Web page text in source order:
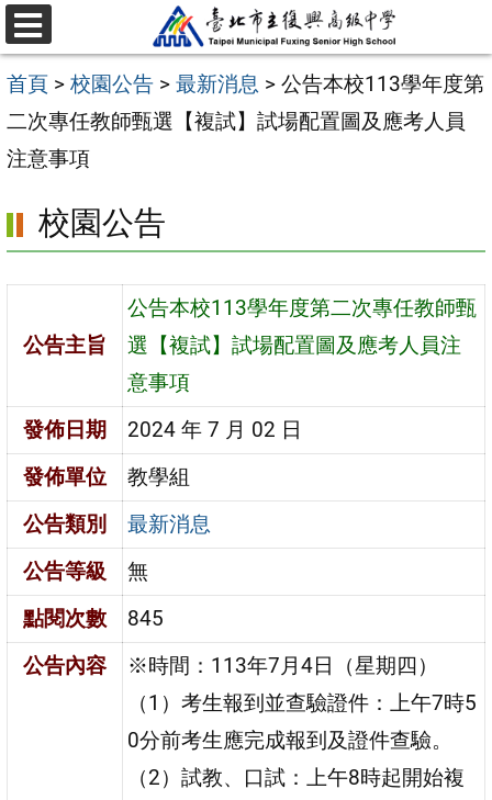
跳
至
主
要
內
區
選
單
首頁 > 校園公告 > 最新消息 > 公告本校113學年度第
二次專任教師甄選【複試】試場配置圖及應考人員
注意事項
校園公告
公告主旨
公告本校113學年度第二次專任教師甄
選【複試】試場配置圖及應考人員注
意事項
發佈日期
2024 年 7 月 02 日
發佈單位
教學組
公告類別
最新消息
公告等級
無
點閱次數
845
公告內容
※時間：113年7月4日（星期四）
（1）考生報到並查驗證件：上午7時5
0分前考生應完成報到及證件查驗。
（2）試教、口試：上午8時起開始複